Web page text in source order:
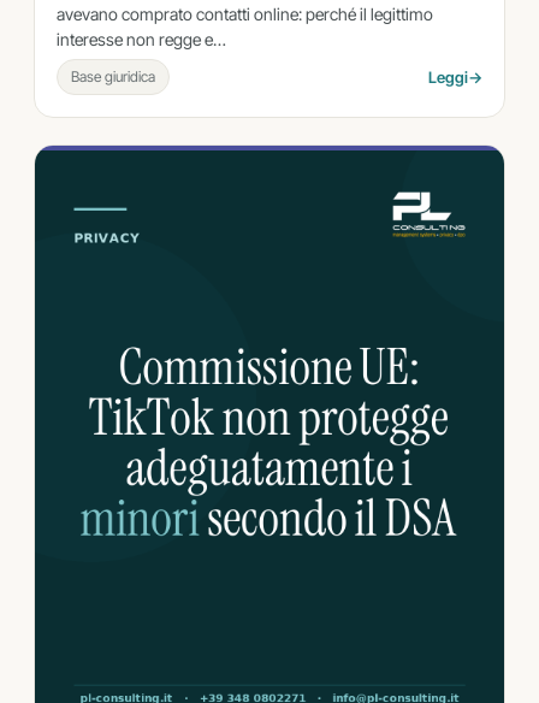
avevano comprato contatti online: perché il legittimo
interesse non regge e…
Base giuridica Leggi→